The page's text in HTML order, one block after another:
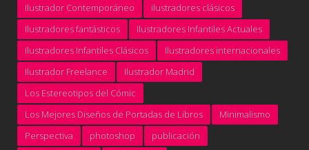
Ilustrador Contemporáneo
ilustradores clásicos
Ilustradores fantásticos
Ilustradores Infantiles Actuales
Ilustradores Infantiles Clásicos
Ilustradores internacionales
Ilustrador Freelance
Ilustrador Madrid
Los Estereotipos del Cómic
Los Mejores Diseños de Portadas de Libros
Minimalismo
Perspectiva
photoshop
publicación